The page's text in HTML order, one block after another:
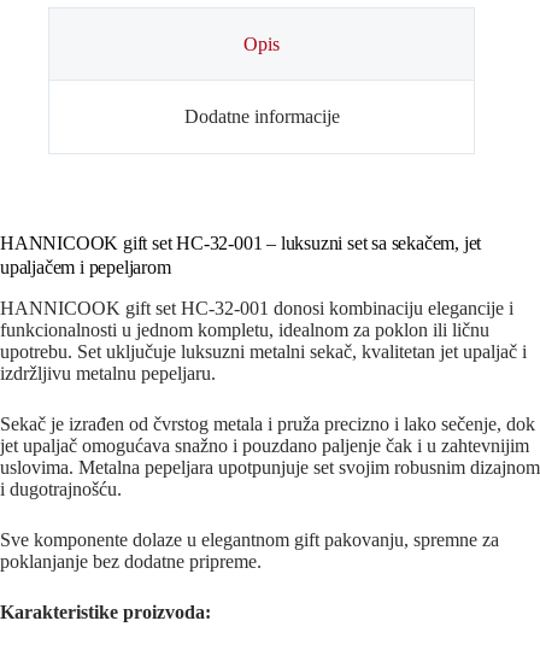
Opis
Dodatne informacije
HANNICOOK gift set HC-32-001 – luksuzni set sa sekačem, jet
upaljačem i pepeljarom
HANNICOOK gift set HC-32-001 donosi kombinaciju elegancije i
funkcionalnosti u jednom kompletu, idealnom za poklon ili ličnu
upotrebu. Set uključuje luksuzni metalni sekač, kvalitetan jet upaljač i
izdržljivu metalnu pepeljaru.
Sekač je izrađen od čvrstog metala i pruža precizno i lako sečenje, dok
jet upaljač omogućava snažno i pouzdano paljenje čak i u zahtevnijim
uslovima. Metalna pepeljara upotpunjuje set svojim robusnim dizajnom
i dugotrajnošću.
Sve komponente dolaze u elegantnom gift pakovanju, spremne za
poklanjanje bez dodatne pripreme.
Karakteristike proizvoda: